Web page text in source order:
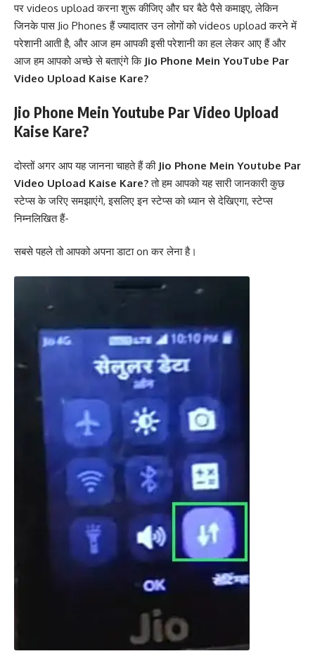
पर videos upload करना शुरू कीजिए और घर बैठे पैसे कमाइए, लेकिन
जिनके पास Jio Phones हैं ज्यादातर उन लोगों को videos upload करने में
परेशानी आती है, और आज हम आपकी इसी परेशानी का हल लेकर आए हैं और
आज हम आपको अच्छे से बताएंगे कि Jio Phone Mein YouTube Par
Video Upload Kaise Kare?
Jio Phone Mein Youtube Par Video Upload
Kaise Kare?
दोस्तों अगर आप यह जानना चाहते हैं की Jio Phone Mein Youtube Par
Video Upload Kaise Kare?तो हम आपको यह सारी जानकारी कुछ
स्टेप्स के जरिए समझाएंगे, इसलिए इन स्टेप्स को ध्यान से देखिएगा, स्टेप्स
निम्नलिखित हैं-
सबसे पहले तो आपको अपना डाटा on कर लेना है।